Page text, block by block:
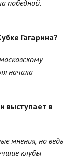
победной.
Гагарина?
начала
выступает в
мнения, но ведь
клубы